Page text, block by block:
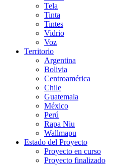
Tela
Tinta
Tintes
Vidrio
Voz
Territorio
Argentina
Bolivia
Centroamérica
Chile
Guatemala
México
Perú
Rapa Niu
Wallmapu
Estado del Proyecto
Proyecto en curso
Proyecto finalizado